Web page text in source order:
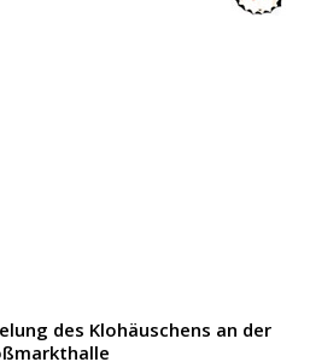
des Klohäuschens an der